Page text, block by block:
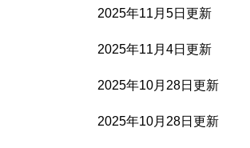
2025年11月5日更新
2025年11月4日更新
2025年10月28日更新
2025年10月28日更新